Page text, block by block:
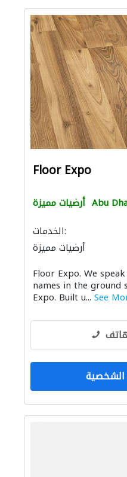
Floor Expo
أرضيات مميزة Abu
الخدمات:
أرضيات مميزة
Floor Expo. We
names in the ground
Expo. Built u... See